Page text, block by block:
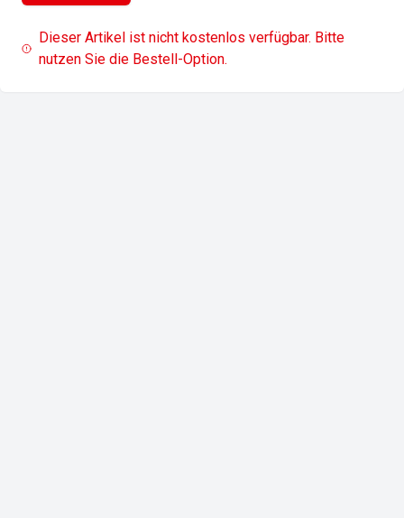
Dieser Artikel ist nicht kostenlos verfügbar. Bitte
nutzen Sie die Bestell-Option.